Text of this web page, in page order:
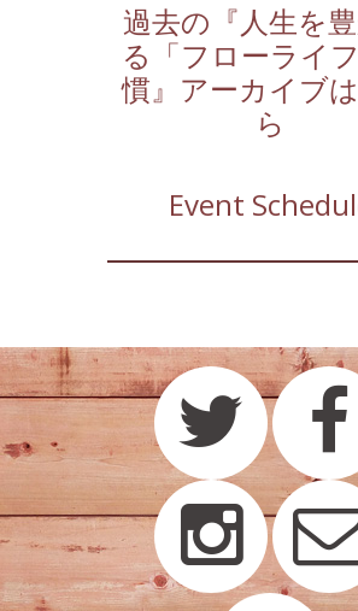
過去の『人生を
る「フローライ
慣』アーカイブ
ら
Event